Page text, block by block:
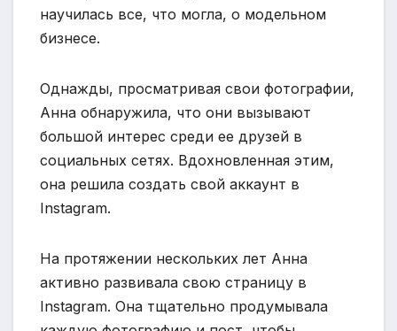
научилась все, что могла, о модельном
бизнесе.
Однажды, просматривая свои фотографии,
Анна обнаружила, что они вызывают
большой интерес среди ее друзей в
социальных сетях. Вдохновленная этим,
она решила создать свой аккаунт в
Instagram.
На протяжении нескольких лет Анна
активно развивала свою страницу в
Instagram. Она тщательно продумывала